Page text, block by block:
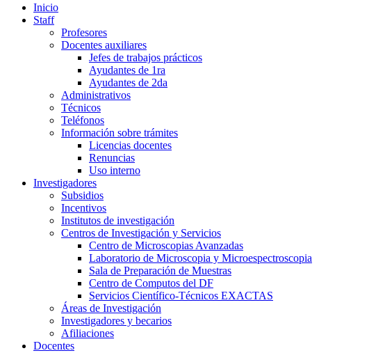
Inicio
Staff
Profesores
Docentes auxiliares
Jefes de trabajos prácticos
Ayudantes de 1ra
Ayudantes de 2da
Administrativos
Técnicos
Teléfonos
Información sobre trámites
Licencias docentes
Renuncias
Uso interno
Investigadores
Subsidios
Incentivos
Institutos de investigación
Centros de Investigación y Servicios
Centro de Microscopias Avanzadas
Laboratorio de Microscopia y Microespectroscopia
Sala de Preparación de Muestras
Centro de Computos del DF
Servicios Científico-Técnicos EXACTAS
Áreas de Investigación
Investigadores y becarios
Afiliaciones
Docentes